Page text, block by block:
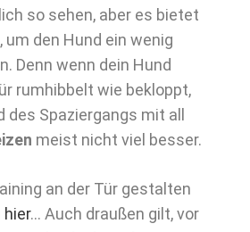
so sehen, aber es bietet
um den Hund ein wenig
Denn wenn dein Hund
rumhibbelt wie bekloppt,
des Spaziergangs mit all
meist nicht viel besser.
an der Tür gestalten
hier… Auch draußen gilt, vor